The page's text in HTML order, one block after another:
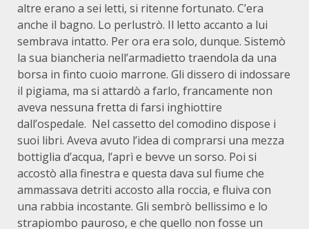
altre erano a sei letti, si ritenne fortunato. C’era
anche il bagno. Lo perlustrò. Il letto accanto a lui
sembrava intatto. Per ora era solo, dunque. Sistemò
la sua biancheria nell’armadietto traendola da una
borsa in finto cuoio marrone. Gli dissero di indossare
il pigiama, ma si attardò a farlo, francamente non
aveva nessuna fretta di farsi inghiottire
dall’ospedale. Nel cassetto del comodino dispose i
suoi libri. Aveva avuto l’idea di comprarsi una mezza
bottiglia d’acqua, l’aprì e bevve un sorso. Poi si
accostò alla finestra e questa dava sul fiume che
ammassava detriti accosto alla roccia, e fluiva con
una rabbia incostante. Gli sembrò bellissimo e lo
strapiombo pauroso, e che quello non fosse un